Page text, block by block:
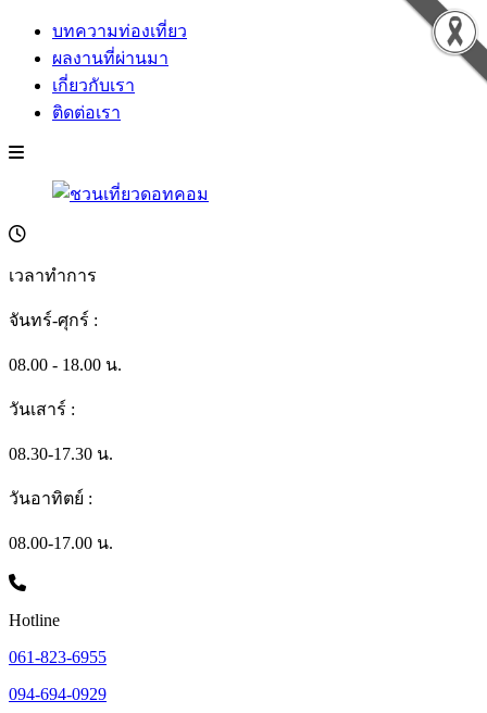
บทความท่องเที่ยว
ผลงานที่ผ่านมา
เกี่ยวกับเรา
ติดต่อเรา
เวลาทำการ
จันทร์-ศุกร์ :
08.00 - 18.00 น.
วันเสาร์ :
08.30-17.30 น.
วันอาทิตย์ :
08.00-17.00 น.
Hotline
061-823-6955
094-694-0929